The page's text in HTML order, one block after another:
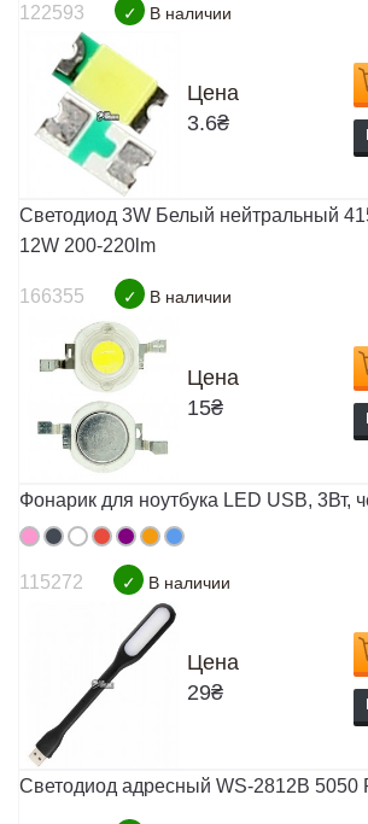
122593 ✓ В наличии
Цена
3.6₴
Светодиод 3W Белый нейтральный
12W 200-220lm
166355 ✓ В наличии
Цена
15₴
Фонарик для ноутбука LED USB, 3Вт,
115272 ✓ В наличии
Цена
29₴
Светодиод адресный WS-2812B 5050